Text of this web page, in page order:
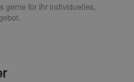
gerne für Ihr individuelles,